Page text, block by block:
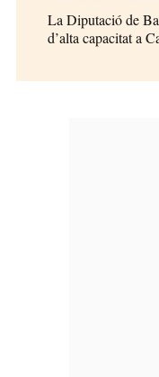
La Diputació de
d’alta capacitat a